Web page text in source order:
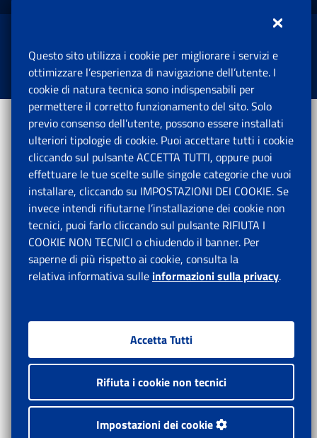
Istituto Nazionale Previdenza Sociale.
Tutti i diritti riservati.
Questo sito utilizza i cookie per migliorare i servizi e
ottimizzare l’esperienza di navigazione dell’utente. I
cookie di natura tecnica sono indispensabili per
permettere il corretto funzionamento del sito. Solo
previo consenso dell’utente, possono essere installati
ulteriori tipologie di cookie. Puoi accettare tutti i cookie
cliccando sul pulsante ACCETTA TUTTI, oppure puoi
effettuare le tue scelte sulle singole categorie che vuoi
installare, cliccando su IMPOSTAZIONI DEI COOKIE. Se
invece intendi rifiutarne l’installazione dei cookie non
tecnici, puoi farlo cliccando sul pulsante RIFIUTA I
COOKIE NON TECNICI o chiudendo il banner. Per
saperne di più rispetto ai cookie, consulta la
relativa informativa sulle informazioni sulla privacy.
Accetta Tutti
Rifiuta i cookie non tecnici
Impostazioni dei cookie